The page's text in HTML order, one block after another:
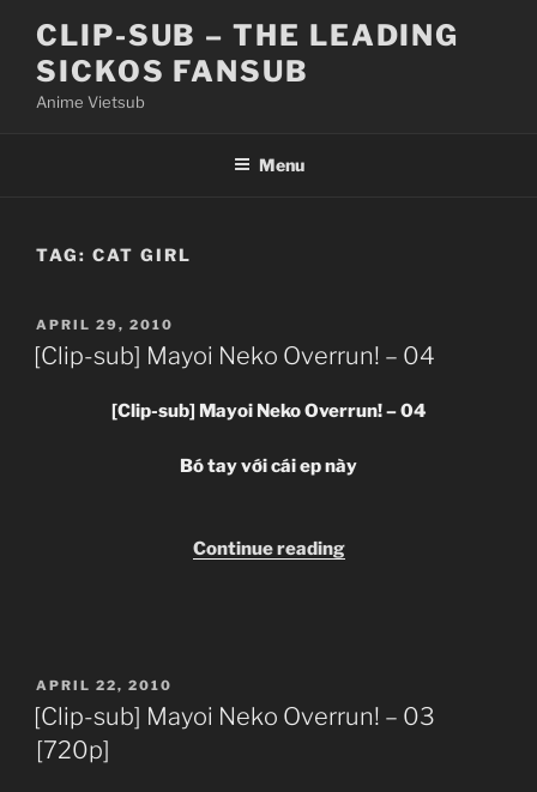
content
CLIP-SUB – THE LEADING
SICKOS FANSUB
Anime Vietsub
Menu
TAG: CAT GIRL
POSTED
ON
APRIL 29, 2010
[Clip-sub] Mayoi Neko Overrun! – 04
[Clip-sub] Mayoi Neko Overrun! – 04
Bó tay với cái ep này
Continue reading“[Clip-
04”
POSTED
ON
APRIL 22, 2010
[Clip-sub] Mayoi Neko Overrun! – 03
[720p]